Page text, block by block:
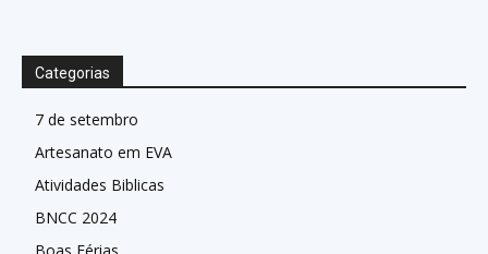
Categorias
7 de setembro
Artesanato em EVA
Atividades Biblicas
BNCC 2024